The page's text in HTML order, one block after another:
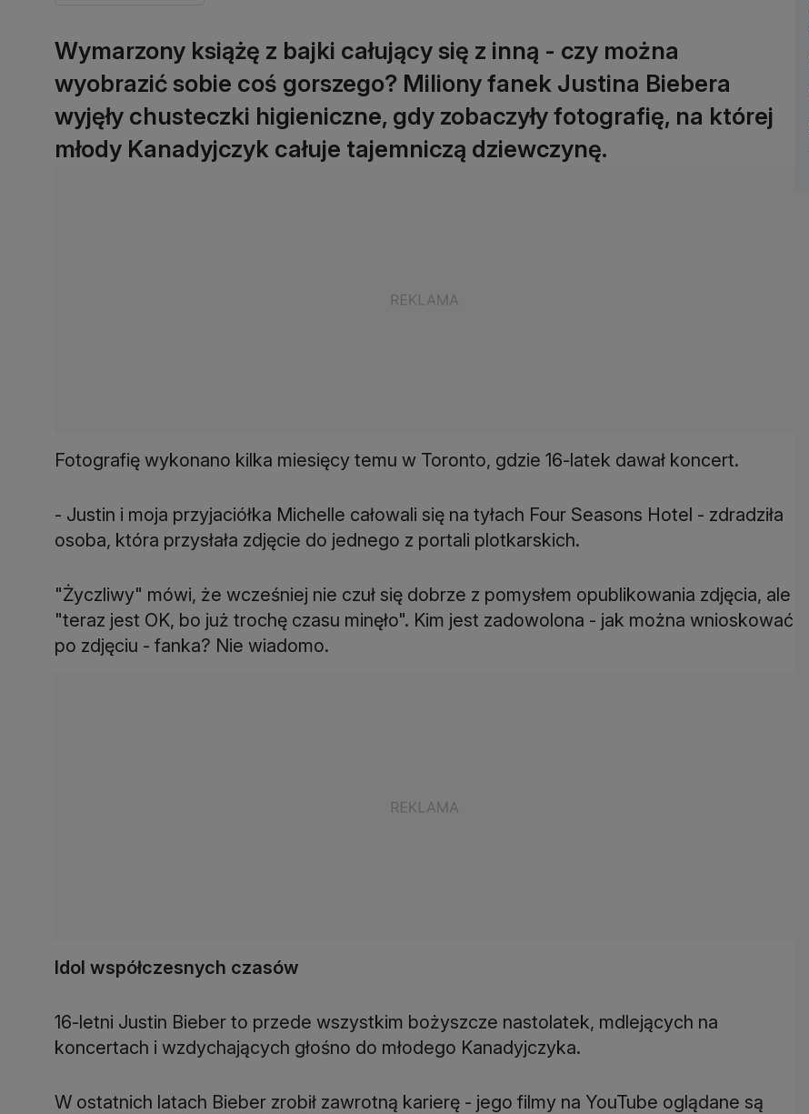
Wymarzony książę z bajki całujący się z inną - czy można
wyobrazić sobie coś gorszego? Miliony fanek Justina Biebera
wyjęły chusteczki higieniczne, gdy zobaczyły fotografię, na której
młody Kanadyjczyk całuje tajemniczą dziewczynę.
Fotografię wykonano kilka miesięcy temu w Toronto, gdzie 16-latek dawał koncert.
- Justin i moja przyjaciółka Michelle całowali się na tyłach Four Seasons Hotel - zdradziła
osoba, która przysłała zdjęcie do jednego z portali plotkarskich.
"Życzliwy" mówi, że wcześniej nie czuł się dobrze z pomysłem opublikowania zdjęcia, ale
"teraz jest OK, bo już trochę czasu minęło". Kim jest zadowolona - jak można wnioskować
po zdjęciu - fanka? Nie wiadomo.
Idol współczesnych czasów
16-letni Justin Bieber to przede wszystkim bożyszcze nastolatek, mdlejących na
koncertach i wzdychających głośno do młodego Kanadyjczyka.
W ostatnich latach Bieber zrobił zawrotną karierę - jego filmy na YouTube oglądane są